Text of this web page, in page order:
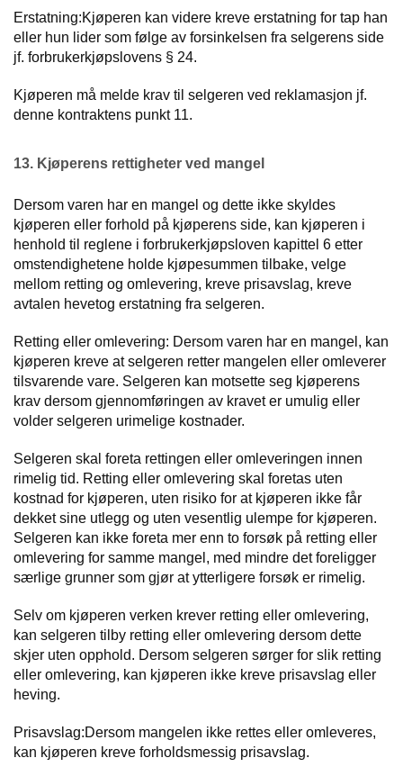
Erstatning:Kjøperen kan videre kreve erstatning for tap han
eller hun lider som følge av forsinkelsen fra selgerens side
jf. forbrukerkjøpslovens § 24.
Kjøperen må melde krav til selgeren ved reklamasjon jf.
denne kontraktens punkt 11.
13. Kjøperens rettigheter ved mangel
Dersom varen har en mangel og dette ikke skyldes
kjøperen eller forhold på kjøperens side, kan kjøperen i
henhold til reglene i forbrukerkjøpsloven kapittel 6 etter
omstendighetene holde kjøpesummen tilbake, velge
mellom retting og omlevering, kreve prisavslag, kreve
avtalen hevetog erstatning fra selgeren.
Retting eller omlevering: Dersom varen har en mangel, kan
kjøperen kreve at selgeren retter mangelen eller omleverer
tilsvarende vare. Selgeren kan motsette seg kjøperens
krav dersom gjennomføringen av kravet er umulig eller
volder selgeren urimelige kostnader.
Selgeren skal foreta rettingen eller omleveringen innen
rimelig tid. Retting eller omlevering skal foretas uten
kostnad for kjøperen, uten risiko for at kjøperen ikke får
dekket sine utlegg og uten vesentlig ulempe for kjøperen.
Selgeren kan ikke foreta mer enn to forsøk på retting eller
omlevering for samme mangel, med mindre det foreligger
særlige grunner som gjør at ytterligere forsøk er rimelig.
Selv om kjøperen verken krever retting eller omlevering,
kan selgeren tilby retting eller omlevering dersom dette
skjer uten opphold. Dersom selgeren sørger for slik retting
eller omlevering, kan kjøperen ikke kreve prisavslag eller
heving.
Prisavslag:Dersom mangelen ikke rettes eller omleveres,
kan kjøperen kreve forholdsmessig prisavslag.